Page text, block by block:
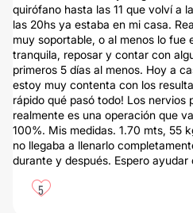
quirófano hasta las 11 que volví a
las 20hs ya estaba en mi casa.
muy soportable, o al menos lo fue
tranquila, reposar y contar con
primeros 5 días al menos. Hoy a
estoy muy contenta con los
rápido qué pasó todo! Los nervios
realmente es una operación que
100%. Mis medidas. 1.70 mts, 55
no llegaba a llenarlo
durante y después. Espero
5